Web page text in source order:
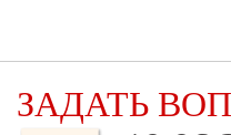
ЗАДАТЬ